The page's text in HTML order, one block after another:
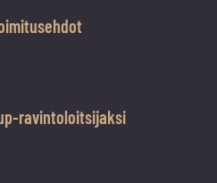
ravintoloitsijaksi